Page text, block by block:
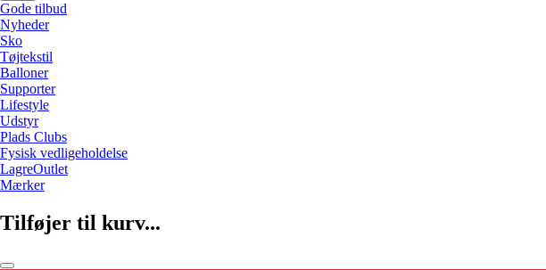
Gode tilbud
Nyheder
Sko
Tøjtekstil
Balloner
Supporter
Lifestyle
Udstyr
Plads Clubs
Fysisk vedligeholdelse
LagreOutlet
Mærker
Tilføjer til kurv...